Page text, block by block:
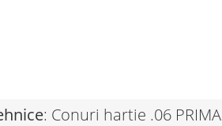
: Conuri hartie .06 PRIMA